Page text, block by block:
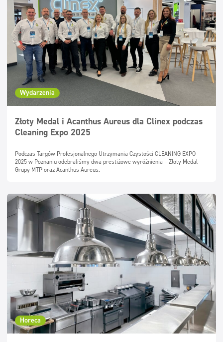
Wydarzenia
Złoty Medal i Acanthus Aureus dla Clinex podczas
Cleaning Expo 2025
Podczas Targów Profesjonalnego Utrzymania Czystości CLEANING EXPO
2025 w Poznaniu odebraliśmy dwa prestiżowe wyróżnienia – Złoty Medal
Grupy MTP oraz Acanthus Aureus.
Horeca